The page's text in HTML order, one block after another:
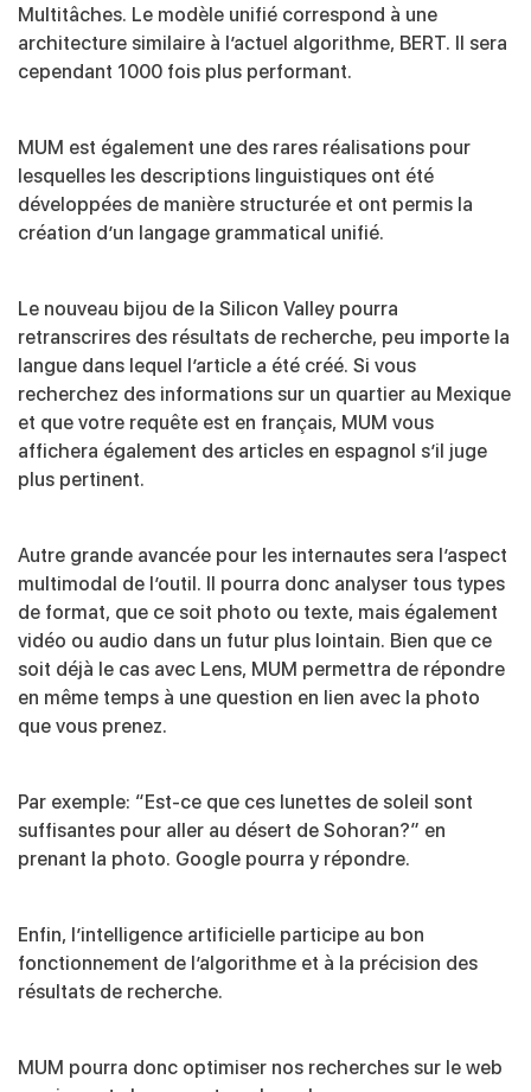
Multitâches. Le modèle unifié correspond à une
architecture similaire à l’actuel algorithme, BERT. Il sera
cependant 1000 fois plus performant.
MUM est également une des rares réalisations pour
lesquelles les descriptions linguistiques ont été
développées de manière structurée et ont permis la
création d’un langage grammatical unifié.
Le nouveau bijou de la Silicon Valley pourra
retranscrires des résultats de recherche, peu importe la
langue dans lequel l’article a été créé. Si vous
recherchez des informations sur un quartier au Mexique
et que votre requête est en français, MUM vous
affichera également des articles en espagnol s’il juge
plus pertinent.
Autre grande avancée pour les internautes sera l’aspect
multimodal de l’outil. Il pourra donc analyser tous types
de format, que ce soit photo ou texte, mais également
vidéo ou audio dans un futur plus lointain. Bien que ce
soit déjà le cas avec Lens, MUM permettra de répondre
en même temps à une question en lien avec la photo
que vous prenez.
Par exemple: “Est-ce que ces lunettes de soleil sont
suffisantes pour aller au désert de Sohoran?” en
prenant la photo. Google pourra y répondre.
Enfin, l’intelligence artificielle participe au bon
fonctionnement de l’algorithme et à la précision des
résultats de recherche.
MUM pourra donc optimiser nos recherches sur le web